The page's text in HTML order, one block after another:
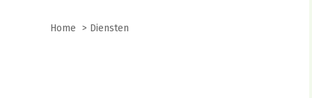
Home > Diensten